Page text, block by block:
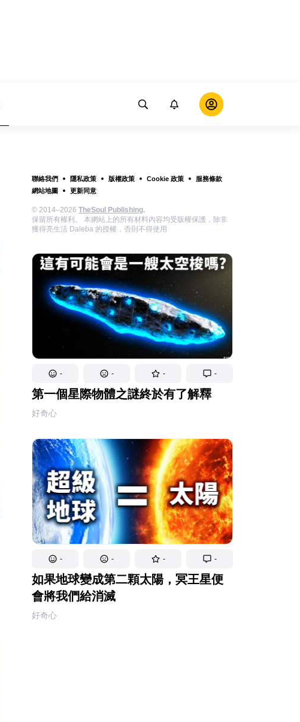
聯絡我們 隱私政策 版權政策 Cookie 政策
服務條款
網站地圖
更新同意
© 2014–2026 TheSoul Publishing.
保留所有權利。 本網站上的所有材料內容均受版權保護，除非
獲得亮生活 Daleba 的授權，否則不得使用
- - - -
第一個星際物體之謎終於有了解釋
好奇心
- - - -
如果地球變成第二顆太陽，冥王星便
會將我們給消滅
好奇心